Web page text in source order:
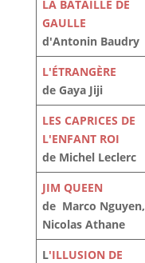
LA BATAILLE DE
GAULLE
d'Antonin Baudry
L'ÉTRANGÈRE
de Gaya Jiji
LES CAPRICES DE
L'ENFANT ROI
de Michel Leclerc
JIM QUEEN
de Marco Nguyen,
Nicolas Athane
L'ILLUSION DE